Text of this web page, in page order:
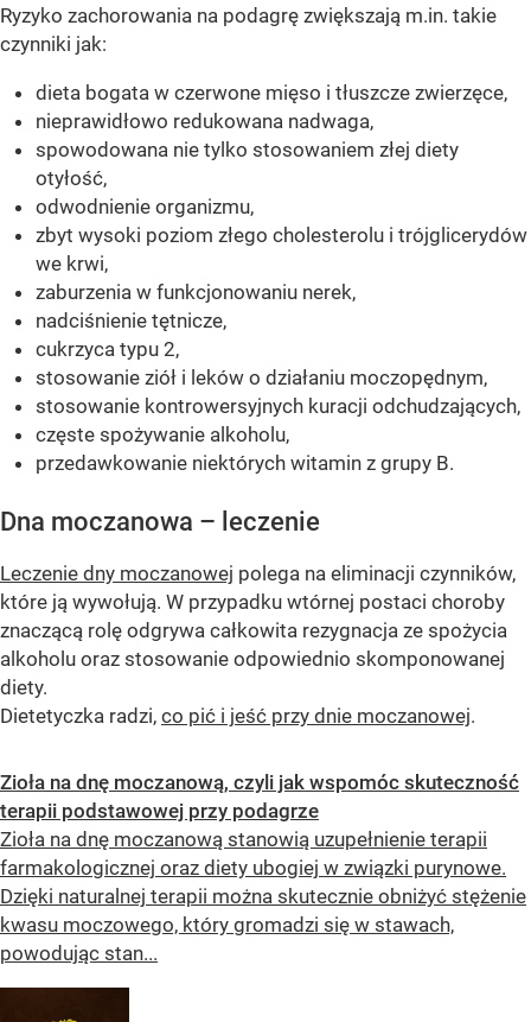
Ryzyko zachorowania na podagrę zwiększają m.in. takie
czynniki jak:
dieta bogata w czerwone mięso i tłuszcze zwierzęce,
nieprawidłowo redukowana nadwaga,
spowodowana nie tylko stosowaniem złej diety
otyłość,
odwodnienie organizmu,
zbyt wysoki poziom złego cholesterolu i trójglicerydów
we krwi,
zaburzenia w funkcjonowaniu nerek,
nadciśnienie tętnicze,
cukrzyca typu 2,
stosowanie ziół i leków o działaniu moczopędnym,
stosowanie kontrowersyjnych kuracji odchudzających,
częste spożywanie alkoholu,
przedawkowanie niektórych witamin z grupy B.
Dna moczanowa – leczenie
Leczenie dny moczanowej polega na eliminacji czynników,
które ją wywołują. W przypadku wtórnej postaci choroby
znaczącą rolę odgrywa całkowita rezygnacja ze spożycia
alkoholu oraz stosowanie odpowiednio skomponowanej
diety.
Dietetyczka radzi, co pić i jeść przy dnie moczanowej.
Zioła na dnę moczanową, czyli jak wspomóc skuteczność
terapii podstawowej przy podagrze
Zioła na dnę moczanową stanowią uzupełnienie terapii
farmakologicznej oraz diety ubogiej w związki purynowe.
Dzięki naturalnej terapii można skutecznie obniżyć stężenie
kwasu moczowego, który gromadzi się w stawach,
powodując stan...